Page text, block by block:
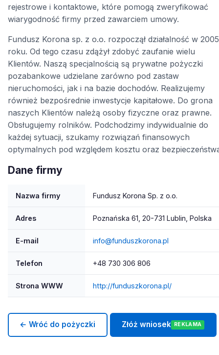
rejestrowe i kontaktowe, które pomogą zweryfikować
wiarygodność firmy przed zawarciem umowy.
Fundusz Korona sp. z o.o. rozpoczął działalność w 2005
roku. Od tego czasu zdążył zdobyć zaufanie wielu
Klientów. Naszą specjalnością są prywatne pożyczki
pozabankowe udzielane zarówno pod zastaw
nieruchomości, jak i na bazie dochodów. Realizujemy
również bezpośrednie inwestycje kapitałowe. Do grona
naszych Klientów należą osoby fizyczne oraz prawne.
Obsługujemy rolników. Podchodzimy indywidualnie do
każdej sytuacji, szukamy rozwiązań finansowych
optymalnych pod względem kosztu oraz
Dane firmy
Nazwa firmy Fundusz Korona Sp. z o.o.
Adres Poznańska 61, 20-731 Lublin, Polska
E-mail info@funduszkorona.pl
Telefon +48 730 306 806
Strona WWW http://funduszkorona.pl/
← Wróć do pożyczki Złóż wniosek REKLAMA